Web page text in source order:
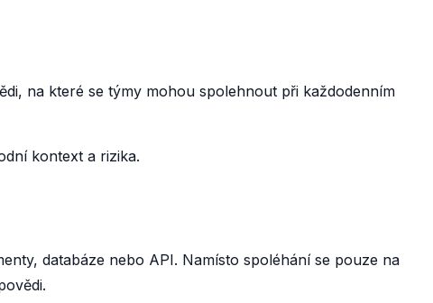
na které se týmy mohou spolehnout při každodenním
kontext a rizika.
databáze nebo API. Namísto spoléhání se pouze na